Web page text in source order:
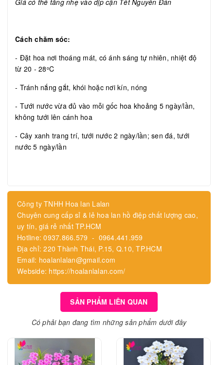
Giá có thể tăng nhẹ vào dịp cận Tết Nguyên Đán
Cách chăm sóc:
- Đặt hoa nơi thoáng mát, có ánh sáng tự nhiên, nhiệt độ
từ 20 - 28oC
- Tránh nắng gắt, khói hoặc nơi kín, nóng
- Tưới nước vừa đủ vào mỗi gốc hoa khoảng 5 ngày/lần,
không tưới lên cánh hoa
- Cây xanh trang trí, tưới nước 2 ngày/lần; sen đá, tưới
nước 5 ngày/lần
Công ty TNHH Hoa lan Lalan
Chuyên cung cấp sỉ & lẻ hoa lan hồ điệp chất lượng cao,
uy tín, giá rẻ nhất TP.HCM
Hotline: 0937.866.579 - 0964.441.959
Địa chỉ: 220 Thành Thái, P.15, Q.10, TP.HCM
Email: hoalanlalan@gmail.com
Webside: https://hoalanlalan.com/
SẢN PHẨM LIÊN QUAN
Có phải bạn đang tìm những sản phẩm dưới đây